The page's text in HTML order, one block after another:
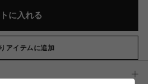
に入れる
アイテムに追加